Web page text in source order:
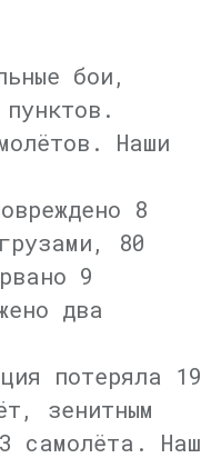
бои,
Наши
8
80
9
два
потеряла
зенитным
самолёта.